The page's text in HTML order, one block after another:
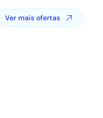
Ver mais ofertas